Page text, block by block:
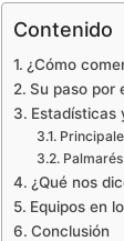
Contenido
¿Cómo
Su paso por
Estadísticas
¿Qué nos
Equipos en
Conclusión